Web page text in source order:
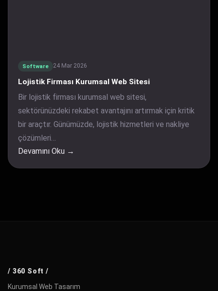
Software 24 Mar 2026
Lojistik Firması Kurumsal Web Sitesi
Bir lojistik firması kurumsal web sitesi,
sektörünüzdeki rekabet avantajını artırmak için kritik
bir araçtır. Günümüzde, lojistik hizmetleri ve nakliye
çözümleri…
Devamını Oku →
/ 360 Soft /
Kurumsal Web Tasarım